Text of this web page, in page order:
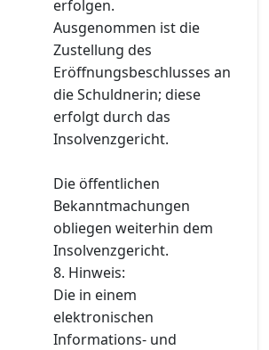
erfolgen.
Ausgenommen ist die
Zustellung des
Eröffnungsbeschlusses an
die Schuldnerin; diese
erfolgt durch das
Insolvenzgericht.
Die öffentlichen
Bekanntmachungen
obliegen weiterhin dem
Insolvenzgericht.
8. Hinweis:
Die in einem
elektronischen
Informations- und